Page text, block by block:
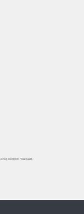
megfelelő megoldást.